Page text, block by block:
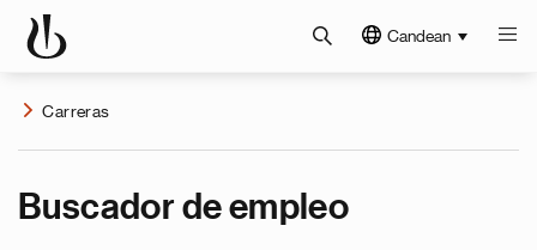
Candean
Carreras
Buscador de empleo